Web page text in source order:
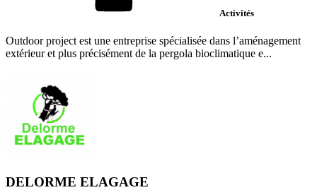
Activités
Outdoor project est une entreprise spécialisée dans l’aménagement
extérieur et plus précisément de la pergola bioclimatique e...
DELORME ELAGAGE